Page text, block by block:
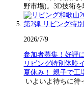
野市場)。3D技術
2026/7/9
参加者募集！好評
リビング特別体験
夏休み！ 親子で工
いよいよ待ちに待